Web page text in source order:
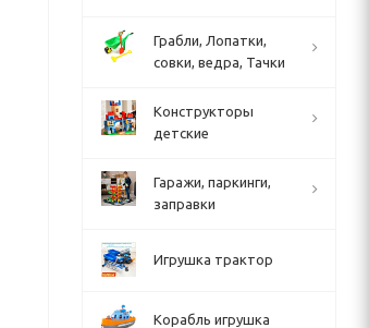
Грабли, Лопатки,
совки, ведра, Тачки
Конструкторы
детские
Гаражи, паркинги,
заправки
Игрушка трактор
Корабль игрушка